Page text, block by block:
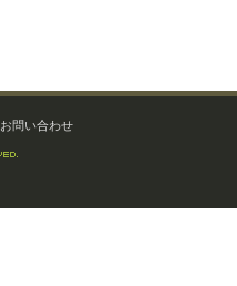
お問い合わせ